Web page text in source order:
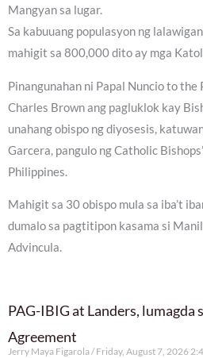
Mangyan sa lugar.
Sa kabuuang populasyon ng
mahigit sa 800,000 dito ay mga
Pinangunahan ni Papal Nuncio to
Charles Brown ang pagluklok kay
unahang obispo ng diyosesis,
Garcera, pangulo ng Catholic
Philippines.
Mahigit sa 30 obispo mula sa iba’t
dumalo sa pagtitipon kasama si
Advincula.
PAG-IBIG at Landers, lumagda
Agreement
Jerry Maya Figarola Friday, August 7, 2026